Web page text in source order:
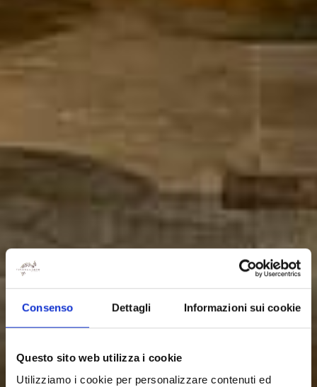
Consenso Dettagli Informazioni sui cookie
Questo sito web utilizza i cookie
Utilizziamo i cookie per personalizzare contenuti ed